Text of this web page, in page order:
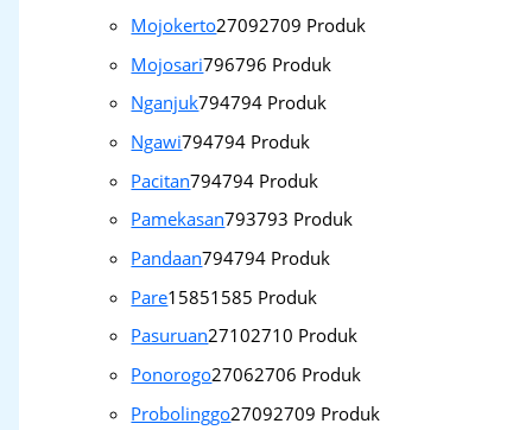
Mojokerto27092709 Produk
Mojosari796796 Produk
Nganjuk794794 Produk
Ngawi794794 Produk
Pacitan794794 Produk
Pamekasan793793 Produk
Pandaan794794 Produk
Pare15851585 Produk
Pasuruan27102710 Produk
Ponorogo27062706 Produk
Probolinggo27092709 Produk